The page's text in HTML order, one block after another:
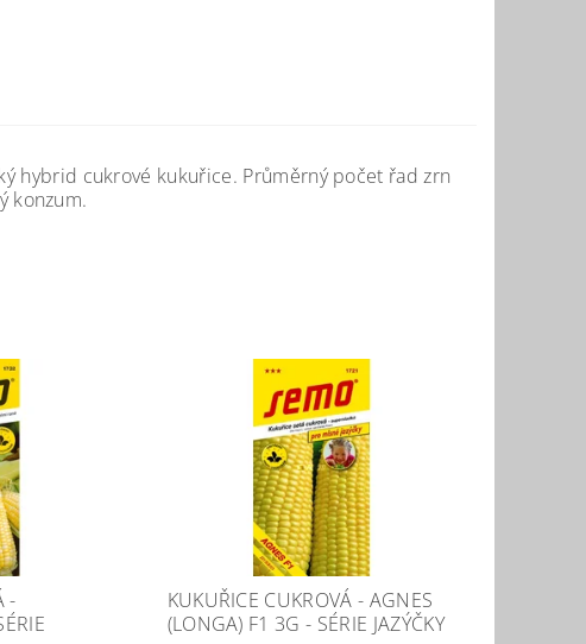
hybrid cukrové kukuřice. Průměrný počet řad zrn
konzum.
-
KUKUŘICE CUKROVÁ - AGNES
(LONGA) F1 3G - SÉRIE JAZÝČKY